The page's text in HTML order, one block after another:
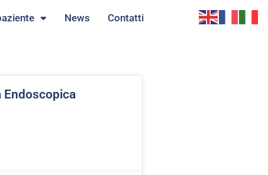
News Contatti
Endoscopica